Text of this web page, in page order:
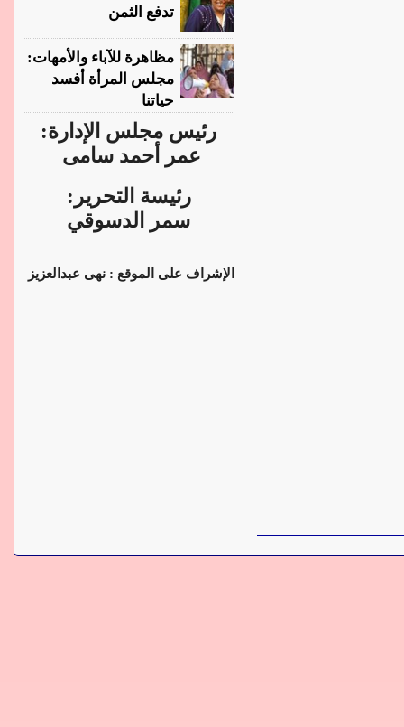
تدفع الثمن
مظاهرة للآباء والأمهات:
مجلس المرأة أفسد
حياتنا
رئيس مجلس الإدارة:
عمر أحمد سامى
رئيسة التحرير:
سمر الدسوقي
الإشراف على الموقع : نهى عبدالعزيز